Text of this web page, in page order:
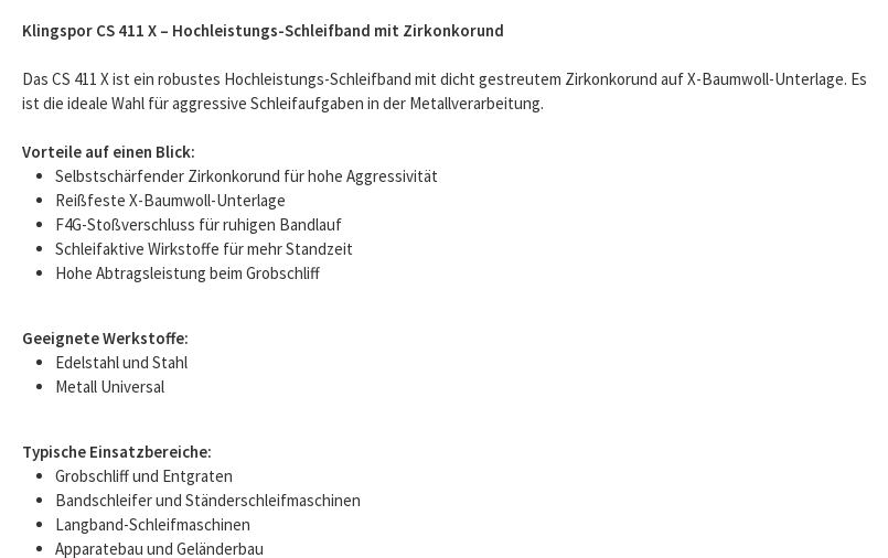
Klingspor CS 411 X – Hochleistungs-Schleifband mit Zirkonkorund
Das CS 411 X ist ein robustes Hochleistungs-Schleifband mit dicht gestreutem Zirkonkorund auf X-Baumwoll-Unterlage. Es
ist die ideale Wahl für aggressive Schleifaufgaben in der Metallverarbeitung.
Vorteile auf einen Blick:
Selbstschärfender Zirkonkorund für hohe Aggressivität
Reißfeste X-Baumwoll-Unterlage
F4G-Stoßverschluss für ruhigen Bandlauf
Schleifaktive Wirkstoffe für mehr Standzeit
Hohe Abtragsleistung beim Grobschliff
Geeignete Werkstoffe:
Edelstahl und Stahl
Metall Universal
Typische Einsatzbereiche:
Grobschliff und Entgraten
Bandschleifer und Ständerschleifmaschinen
Langband-Schleifmaschinen
Apparatebau und Geländerbau